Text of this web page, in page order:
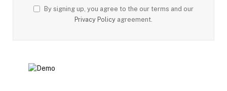
By signing up, you agree to the our terms and our
Privacy Policy agreement.